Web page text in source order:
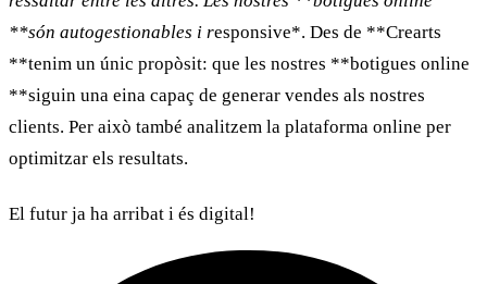
**són autogestionables i responsive*. Des de **Crearts
**tenim un únic propòsit: que les nostres **botigues online
**siguin una eina capaç de generar vendes als nostres
clients. Per això també analitzem la plataforma online per
optimitzar els resultats.
El futur ja ha arribat i és digital!